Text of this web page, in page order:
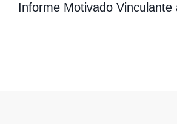
Informe Motivado